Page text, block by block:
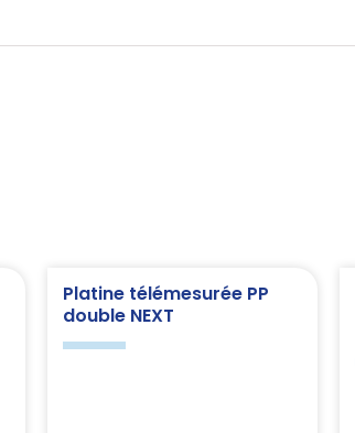
Platine télémesurée PP
double NEXT